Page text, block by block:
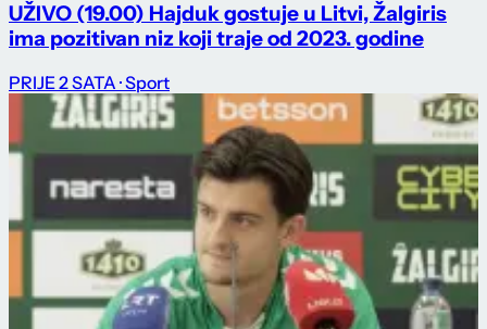
UŽIVO (19.00) Hajduk gostuje u Litvi, Žalgiris
ima pozitivan niz koji traje od 2023. godine
PRIJE 2 SATA · Sport